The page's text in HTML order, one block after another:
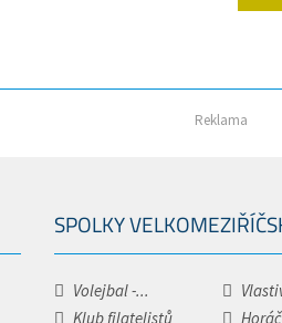
Reklama
SPOLKY
Volejbal -...
Klub filatelistů